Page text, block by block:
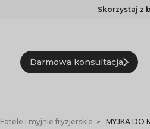
Skorzystaj z
Darmowa konsultacja
Fotele i myjnie fryzjerskie MYJKA DO